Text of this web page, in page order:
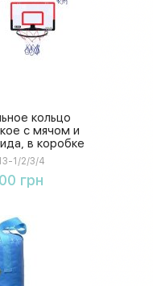
кольцо
с мячом и
в коробке
см
1/2/3/4
грн